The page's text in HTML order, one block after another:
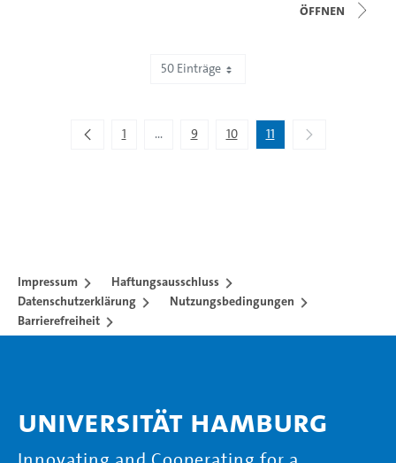
Öffnen
50 Einträge
1 ...
Zwischenseiten Navigieren mit TAB-Taste.
9 10 11
Impressum
Haftungsausschluss
Datenschutzerklärung
Nutzungsbedingungen
Barrierefreiheit
Universität Hamburg